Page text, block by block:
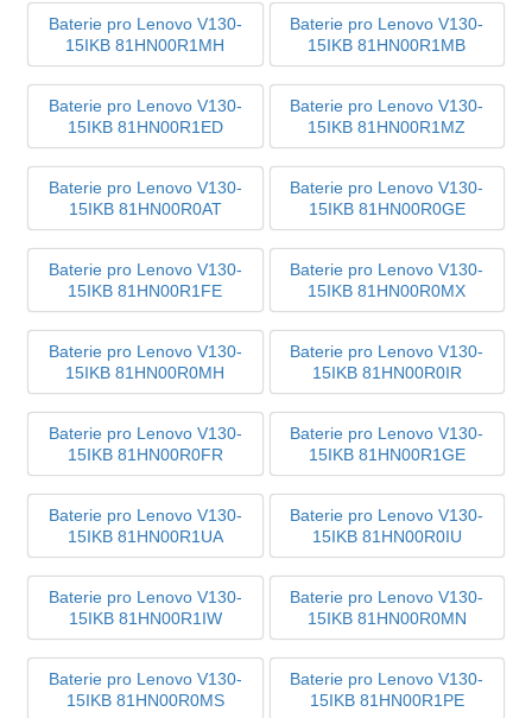
Baterie pro Lenovo V130-
15IKB 81HN00R1MH
Baterie pro Lenovo V130-
15IKB 81HN00R1MB
Baterie pro Lenovo V130-
15IKB 81HN00R1ED
Baterie pro Lenovo V130-
15IKB 81HN00R1MZ
Baterie pro Lenovo V130-
15IKB 81HN00R0AT
Baterie pro Lenovo V130-
15IKB 81HN00R0GE
Baterie pro Lenovo V130-
15IKB 81HN00R1FE
Baterie pro Lenovo V130-
15IKB 81HN00R0MX
Baterie pro Lenovo V130-
15IKB 81HN00R0MH
Baterie pro Lenovo V130-
15IKB 81HN00R0IR
Baterie pro Lenovo V130-
15IKB 81HN00R0FR
Baterie pro Lenovo V130-
15IKB 81HN00R1GE
Baterie pro Lenovo V130-
15IKB 81HN00R1UA
Baterie pro Lenovo V130-
15IKB 81HN00R0IU
Baterie pro Lenovo V130-
15IKB 81HN00R1IW
Baterie pro Lenovo V130-
15IKB 81HN00R0MN
Baterie pro Lenovo V130-
15IKB 81HN00R0MS
Baterie pro Lenovo V130-
15IKB 81HN00R1PE